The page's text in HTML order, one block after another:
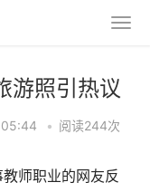
游照引热议
• 阅读244次
师职业的网友反